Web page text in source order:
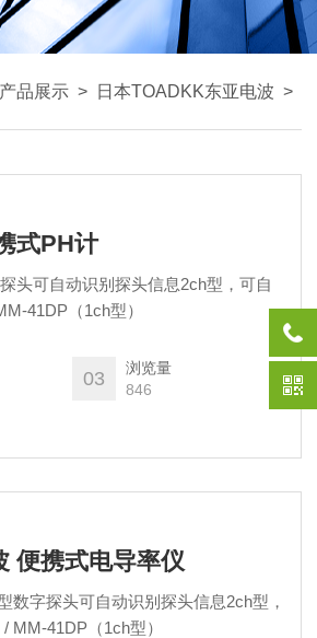
产品展示 > 日本TOADKK东亚电波 >
式PH计
头可自动识别探头信息2ch型，可自
41DP（1ch型）
03
浏览量
846
便携式电导率仪
字探头可自动识别探头信息2ch型，
MM-41DP（1ch型）